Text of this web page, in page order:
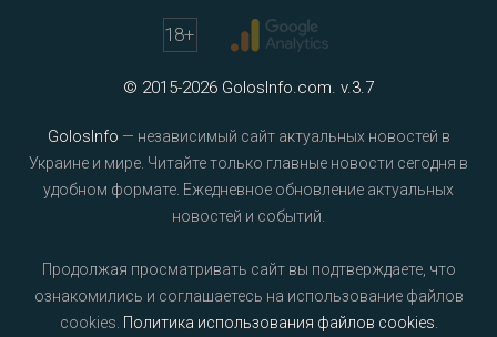
18+
© 2015-2026 GolosInfo.com. v.3.7
GolosInfo — независимый сайт актуальных новостей в
Украине и мире. Читайте только главные новости сегодня в
удобном формате. Ежедневное обновление актуальных
новостей и событий.
Продолжая просматривать сайт вы подтверждаете, что
ознакомились и соглашаетесь на использование файлов
cookies. Политика использования файлов cookies